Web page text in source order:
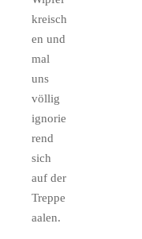
kreisch
en und
mal
uns
völlig
ignorie
rend
sich
auf der
Treppe
aalen.